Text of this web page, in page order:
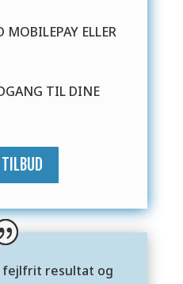
ELLER
TIL DINE
fejlfrit resultat og